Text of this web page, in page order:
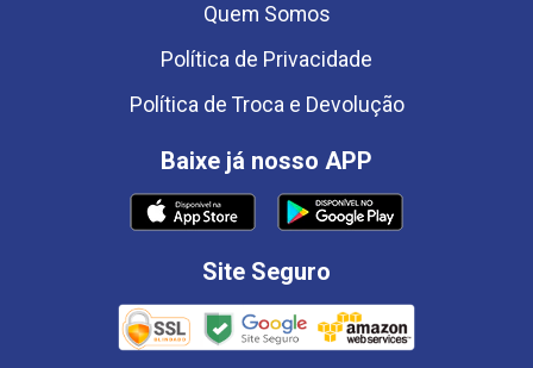
Quem Somos
Política de Privacidade
Política de Troca e Devolução
Baixe já nosso APP
Site Seguro